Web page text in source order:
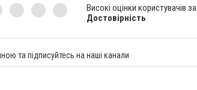
Високі оцінки користувачів за
Достовірність
та підписуйтесь на наші канали